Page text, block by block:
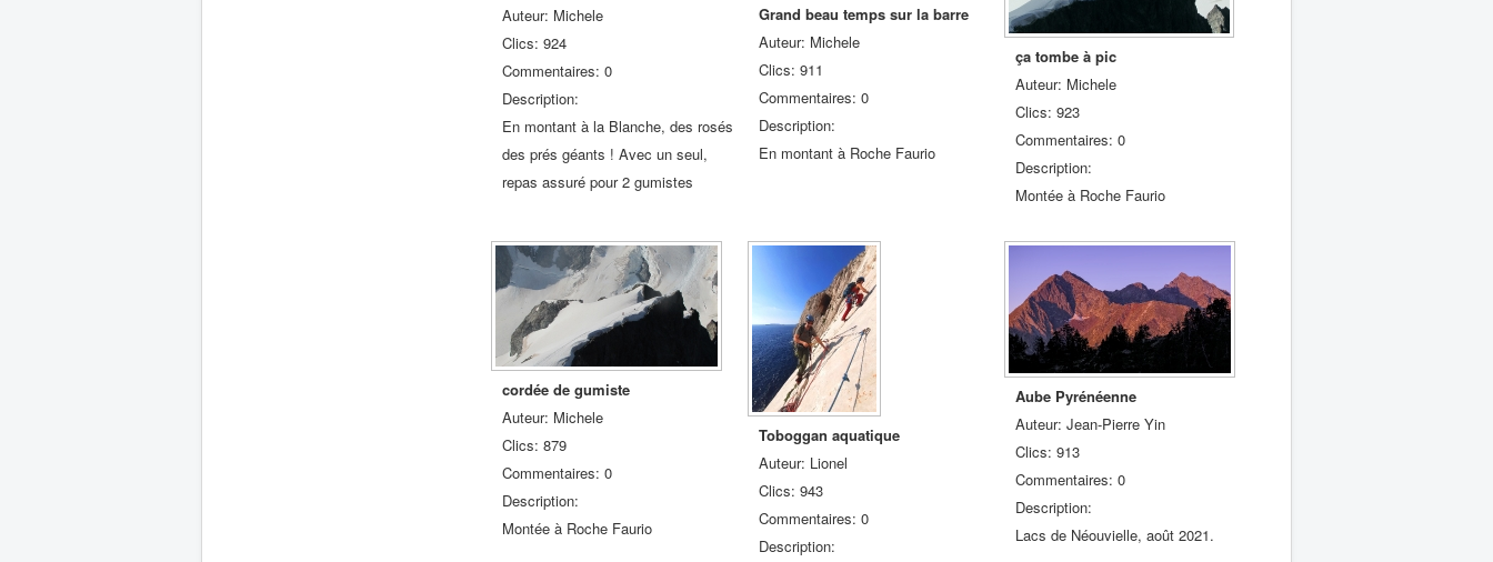
Auteur: Michele
Clics: 924
Commentaires: 0
Description:
En montant à la Blanche, des rosés
des prés géants ! Avec un seul,
repas assuré pour 2 gumistes
Grand beau temps sur la barre
Auteur: Michele
Clics: 911
Commentaires: 0
Description:
En montant à Roche Faurio
ça tombe à pic
Auteur: Michele
Clics: 923
Commentaires: 0
Description:
Montée à Roche Faurio
cordée de gumiste
Auteur: Michele
Clics: 879
Commentaires: 0
Description:
Montée à Roche Faurio
Toboggan aquatique
Auteur: Lionel
Clics: 943
Commentaires: 0
Description:
Aube Pyrénéenne
Auteur: Jean-Pierre Yin
Clics: 913
Commentaires: 0
Description:
Lacs de Néouvielle, août 2021.